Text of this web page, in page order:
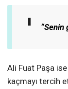
“Senin
Ali Fuat Paşa
kaçmayı tercih